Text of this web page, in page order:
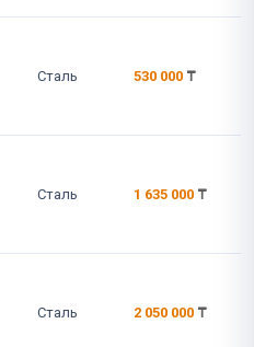
Сталь 530 000 ₸
Сталь 1 635 000 ₸
Сталь 2 050 000 ₸